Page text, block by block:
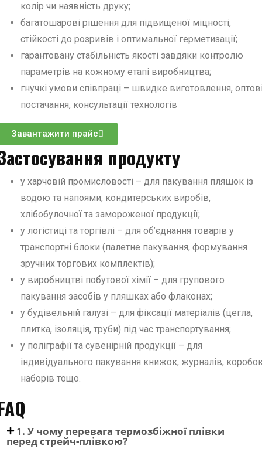
колір чи наявність друку;
багатошарові рішення для підвищеної міцності,
стійкості до розривів і оптимальної герметизації;
гарантовану стабільність якості завдяки контролю
параметрів на кожному етапі виробництва;
гнучкі умови співпраці – швидке виготовлення,
постачання, консультації технологів
Завантажити прайс
продукту
у харчовій промисловості – для пакування пляшок із
водою та напоями, кондитерських виробів,
хлібобулочної та замороженої продукції;
у логістиці та торгівлі – для об’єднання товарів у
транспортні блоки (палетне пакування, формування
зручних торгових комплектів);
у виробництві побутової хімії – для групового
пакування засобів у пляшках або флаконах;
у будівельній галузі – для фіксації матеріалів (цегла,
плитка, ізоляція, труби) під час транспортування;
у поліграфії та сувенірній продукції – для
індивідуального пакування книжок, журналів,
наборів тощо.
1. У чому перевага термозбіжної плівки
перед стрейч-плівкою?